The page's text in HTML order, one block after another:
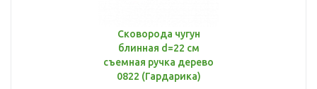
Сковорода чугун
блинная d=22 см
съемная ручка дерево
0822 (Гардарика)